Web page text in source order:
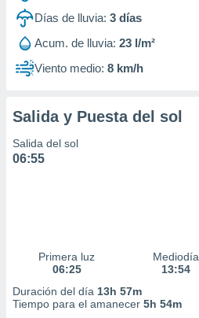
Días de lluvia: 3 días
Acum. de lluvia: 23 l/m²
Viento medio: 8 km/h
Salida y Puesta del sol
Salida del sol
06:55
Primera luz
06:25
Mediodía
13:54
Duración del día 13h 57m
Tiempo para el amanecer 5h 54m